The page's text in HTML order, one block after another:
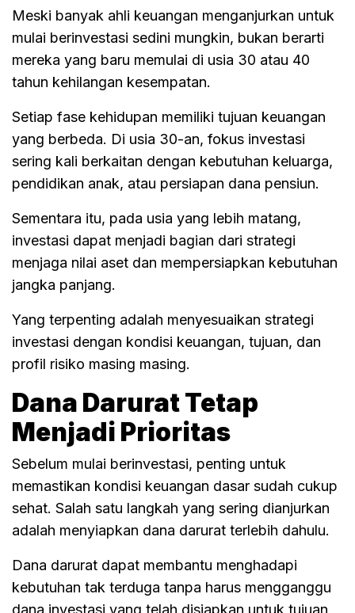
Meski banyak ahli keuangan menganjurkan untuk
mulai berinvestasi sedini mungkin, bukan berarti
mereka yang baru memulai di usia 30 atau 40
tahun kehilangan kesempatan.
Setiap fase kehidupan memiliki tujuan keuangan
yang berbeda. Di usia 30-an, fokus investasi
sering kali berkaitan dengan kebutuhan keluarga,
pendidikan anak, atau persiapan dana pensiun.
Sementara itu, pada usia yang lebih matang,
investasi dapat menjadi bagian dari strategi
menjaga nilai aset dan mempersiapkan kebutuhan
jangka panjang.
Yang terpenting adalah menyesuaikan strategi
investasi dengan kondisi keuangan, tujuan, dan
profil risiko masing masing.
Dana Darurat Tetap
Menjadi Prioritas
Sebelum mulai berinvestasi, penting untuk
memastikan kondisi keuangan dasar sudah cukup
sehat. Salah satu langkah yang sering dianjurkan
adalah menyiapkan dana darurat terlebih dahulu.
Dana darurat dapat membantu menghadapi
kebutuhan tak terduga tanpa harus mengganggu
dana investasi yang telah disiapkan untuk tujuan